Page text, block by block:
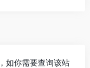
如你需要查询该站